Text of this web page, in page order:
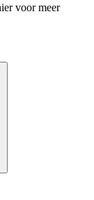
voor meer